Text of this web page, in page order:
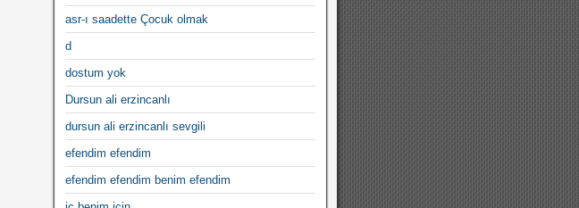
asr-ı saadette Çocuk olmak
d
dostum yok
Dursun ali erzincanlı
dursun ali erzincanlı sevgili
efendim efendim
efendim efendim benim efendim